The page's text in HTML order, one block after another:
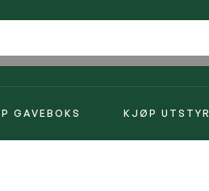
GAVEBOKS KJØP UTSTYR